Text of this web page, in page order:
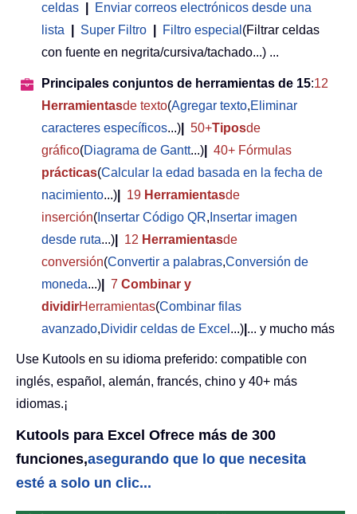
celdas
Enviar correos electrónicos desde una
lista
Super Filtro Filtro especial (Filtrar celdas
con fuente en negrita/cursiva/tachado...) ...
Principales conjuntos de herramientas de 15:12
Herramientasde texto(Agregar texto,Eliminar
caracteres específicos...) 50+Tiposde
gráfico(Diagrama de Gantt...)
40+ Fórmulas
prácticas(Calcular la edad basada en la fecha de
nacimiento...) 19 Herramientasde
inserción( Insertar Código QR, Insertar imagen
desde ruta...) 12 Herramientasde
conversión(Convertir a palabras,Conversión de
moneda...) 7 Combinar y
dividirHerramientas(Combinar filas
avanzado,Dividir celdas de Excel ...) ... y mucho más
Use Kutools en su idioma preferido: compatible con
inglés, español, alemán, francés, chino y 40+ más
idiomas.¡
Kutools para Excel Ofrece más de 300
funciones,asegurando que lo que necesita
esté a solo un clic...